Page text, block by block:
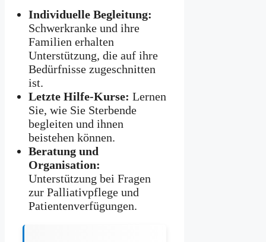
Individuelle Begleitung:
Schwerkranke und ihre
Familien erhalten
Unterstützung, die auf ihre
Bedürfnisse zugeschnitten
ist.
Letzte Hilfe-Kurse: Lernen
Sie, wie Sie Sterbende
begleiten und ihnen
beistehen können.
Beratung und
Organisation:
Unterstützung bei Fragen
zur Palliativpflege und
Patientenverfügungen.